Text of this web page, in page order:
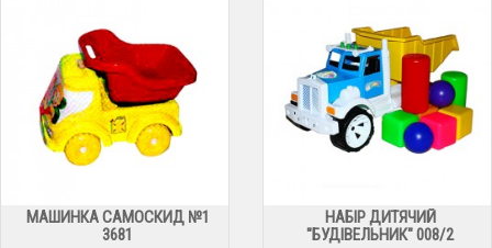
МАШИНКА САМОСКИД №1
3681
НАБІР ДИТЯЧИЙ
"БУДІВЕЛЬНИК" 008/2